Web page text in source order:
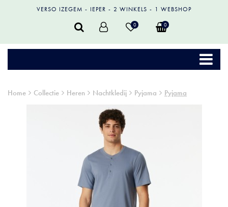
VERSO IZEGEM IEPER 2 WINKELS 1 WEBSHOP
0 0
Home Collectie Heren Nachtkledij Pyjama Pyjama